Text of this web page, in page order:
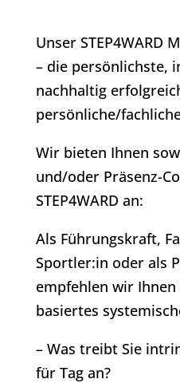
Unser STEP4WARD
– die persönlichste,
nachhaltig
persönliche/
Wir bieten Ihnen
und/oder Präsenz-
STEP4WARD an:
Als Führungskraft,
Sportler:in oder als
empfehlen wir
basiertes
– Was treibt Sie
für Tag an?